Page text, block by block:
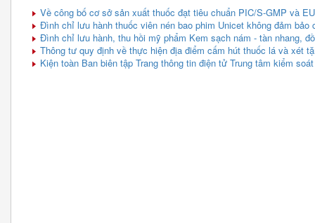
Về công bố cơ sở sản xuất thuốc đạt tiêu chuẩn PIC/S-GMP và
Đình chỉ lưu hành thuốc viên nén bao phim Unicet không đảm bảo
Đình chỉ lưu hành, thu hồi mỹ phẩm Kem sạch nám - tàn nhang,
Thông tư quy định về thực hiện địa điểm cấm hút thuốc lá và xét
Kiện toàn Ban biên tập Trang thông tin điện tử Trung tâm kiểm